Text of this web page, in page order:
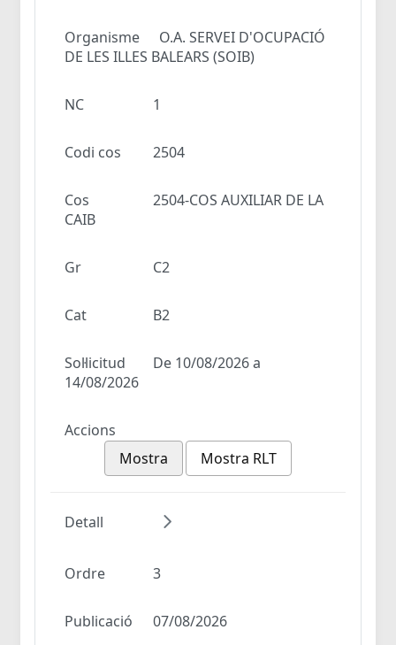
Organisme
O.A. SERVEI D'OCUPACIÓ
DE LES ILLES BALEARS (SOIB)
NC 1
Codi cos 2504
Cos
2504-COS AUXILIAR DE LA
CAIB
Gr C2
Cat B2
Sol·licitud
De 10/08/2026 a
14/08/2026
Accions
Mostra
Mostra RLT
Detall
Ordre 3
Publicació 07/08/2026